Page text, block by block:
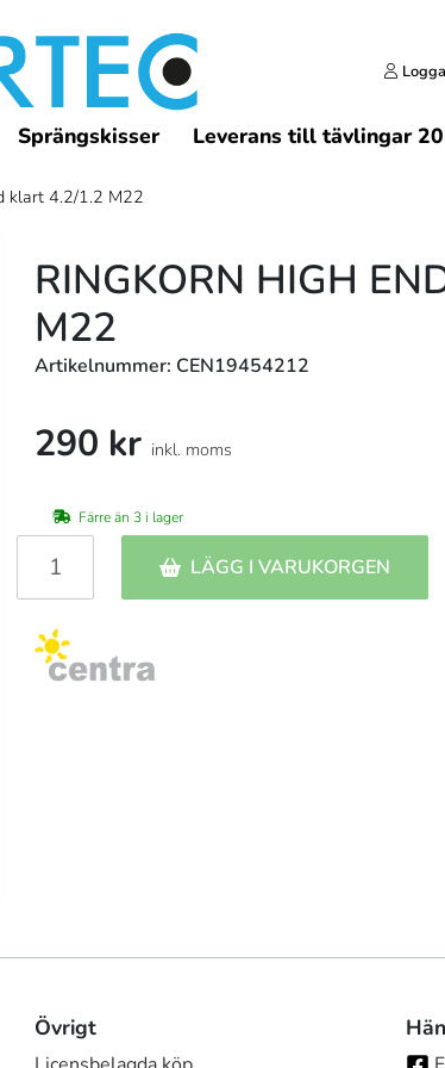
Sprängskisser Leverans till tävlingar
klart 4.2/1.2 M22
RINGKORN HIGH
M22
Artikelnummer: CEN19454212
290 kr inkl. moms
Färre än 3 i lager
LÄGG I VARUKORGEN
Övrigt